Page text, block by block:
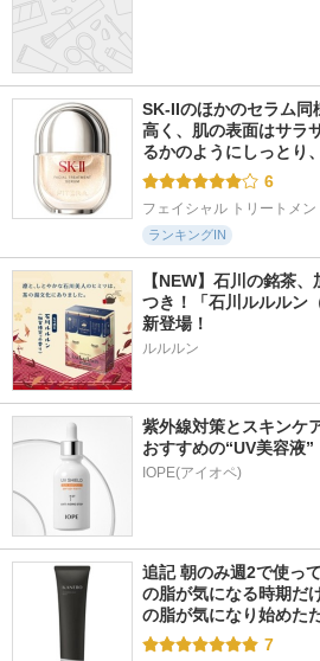
SK-IIのほかのセラム同
高く、肌の表面はサラ
るかのようにしっとり
6
フェイシャル トリートメン
ランキングIN
【NEW】石川の銘茶
つき！「石川ルルルン
新登場！
ルルルン
紫外線対策とスキンケ
おすすめの“UV美容液”
IOPE(アイオペ)
追記 朝のみ週2で使っ
の脂が気になる時期だ
の脂が気になり始めた
7